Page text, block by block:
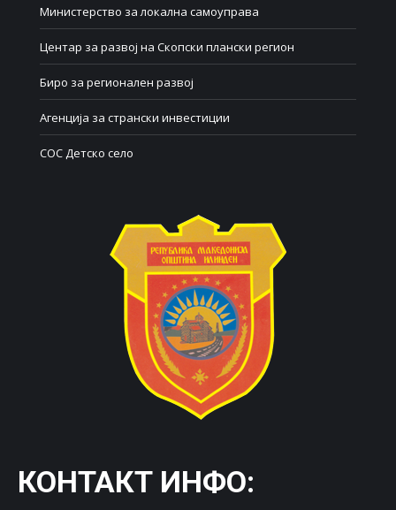
Министерство за локална самоуправа
Центар за развој на Скопски плански регион
Биро за регионален развој
Агенција за странски инвестиции
СОС Детско село
КОНТАКТ ИНФО: